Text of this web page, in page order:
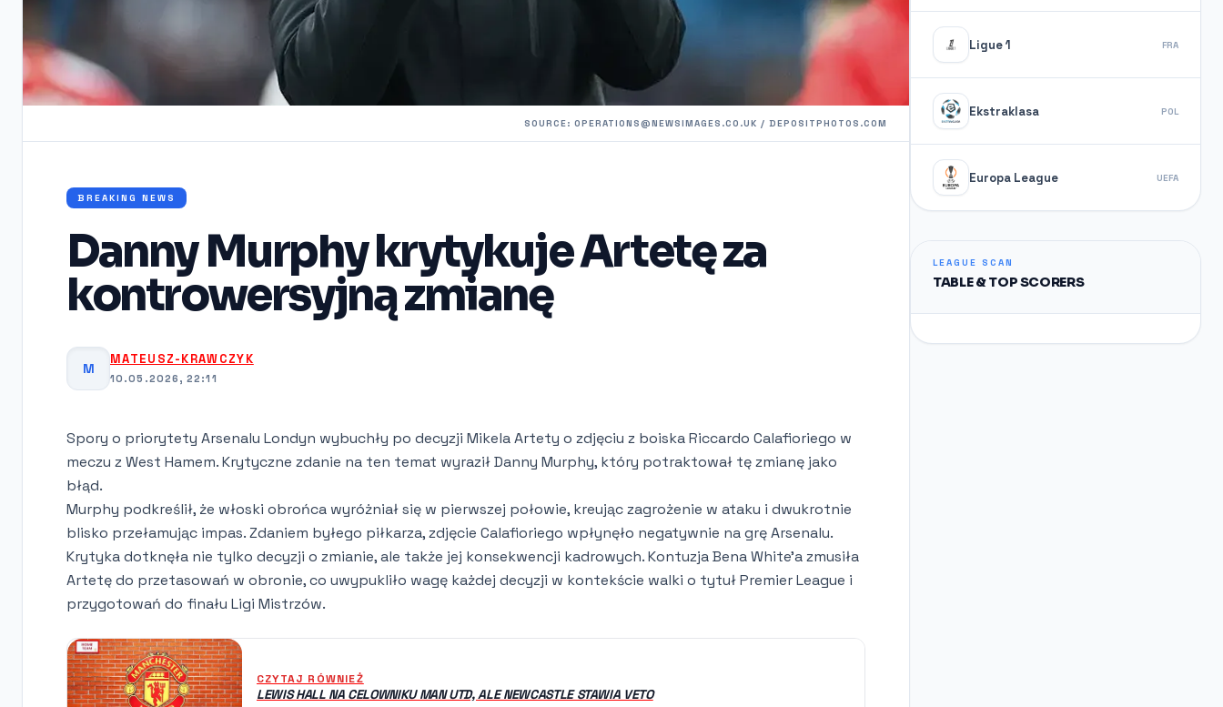
SOURCE: OPERATIONS@NEWSIMAGES.CO.UK / DEPOSITPHOTOS.COM
BREAKING NEWS
Danny Murphy krytykuje Artetę za
kontrowersyjną zmianę
M
MATEUSZ-KRAWCZYK
10.05.2026, 22:11
Spory o priorytety Arsenalu Londyn wybuchły po decyzji Mikela Artety o zdjęciu z boiska Riccardo Calafioriego w
meczu z West Hamem. Krytyczne zdanie na ten temat wyraził Danny Murphy, który potraktował tę zmianę jako
błąd.
Murphy podkreślił, że włoski obrońca wyróżniał się w pierwszej połowie, kreując zagrożenie w ataku i dwukrotnie
blisko przełamując impas. Zdaniem byłego piłkarza, zdjęcie Calafioriego wpłynęło negatywnie na grę Arsenalu.
Krytyka dotknęła nie tylko decyzji o zmianie, ale także jej konsekwencji kadrowych. Kontuzja Bena White’a zmusiła
Artetę do przetasowań w obronie, co uwypukliło wagę każdej decyzji w kontekście walki o tytuł Premier League i
przygotowań do finału Ligi Mistrzów.
CZYTAJ RÓWNIEŻ
LEWIS HALL NA CELOWNIKU MAN UTD, ALE NEWCASTLE STAWIA VETO
Ligue 1 FRA
Ekstraklasa POL
Europa League UEFA
LEAGUE SCAN
TABLE & TOP SCORERS